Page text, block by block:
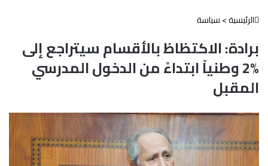
الرئيسية>سياسة
برادة: الاكتظاظ بالأقسام سيتراجع إلى
%2 وطنياً ابتداءً من الدخول المدرسي
المقبل